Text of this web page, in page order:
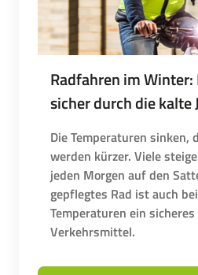
Radfahren im
sicher durch die kalte
Die Temperaturen sinken,
werden kürzer. Viele
jeden Morgen auf den
gepflegtes Rad ist auch
Temperaturen ein sicheres
Verkehrsmittel.